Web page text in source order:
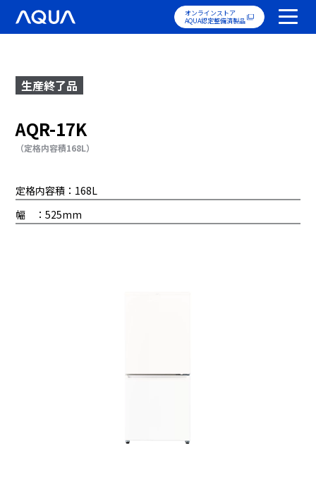
オンラインストア
AQUA認定整備済製品
生産終了品
AQR-17K
（定格内容積168L）
定格内容積：168L
幅 ：525mm